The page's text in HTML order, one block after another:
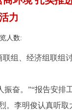
力
人数:
组、经济组联组
奋。”“报告安排
。李明俊认真听